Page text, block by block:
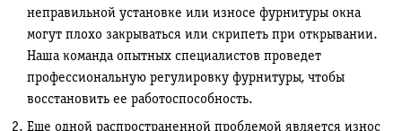
неправильной установке или износе фурнитуры окна
могут плохо закрываться или скрипеть при открывании.
Наша команда опытных специалистов проведет
профессиональную регулировку фурнитуры, чтобы
восстановить ее работоспособность.
Еще одной распространенной проблемой является износ